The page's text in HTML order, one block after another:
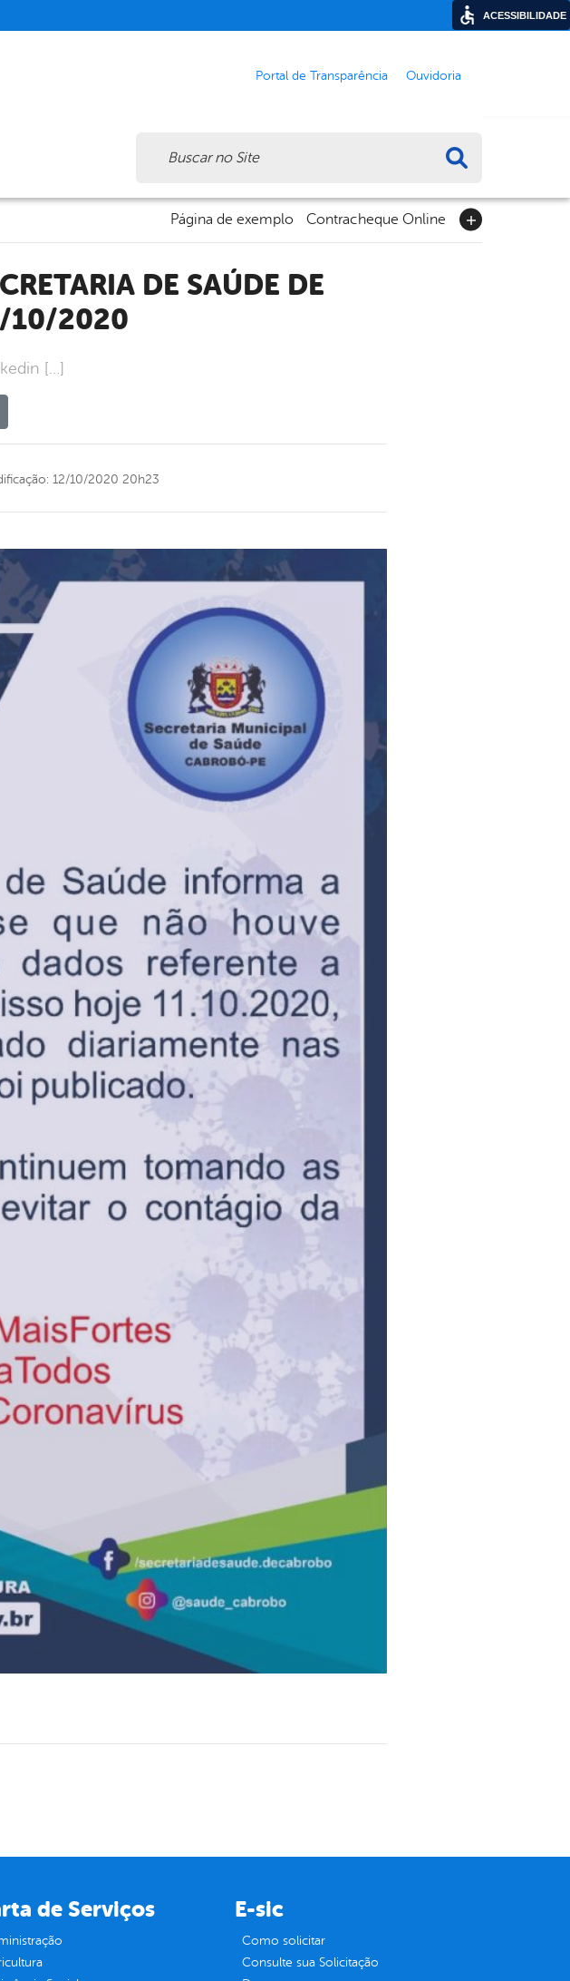
Portal de Transparência Ouvidoria
Página de exemplo Contracheque Online
10/2020
[…]
12/10/2020 20h23
de Serviços E-sic
Como solicitar
Consulte sua Solicitação
ACESSIBILIDADE